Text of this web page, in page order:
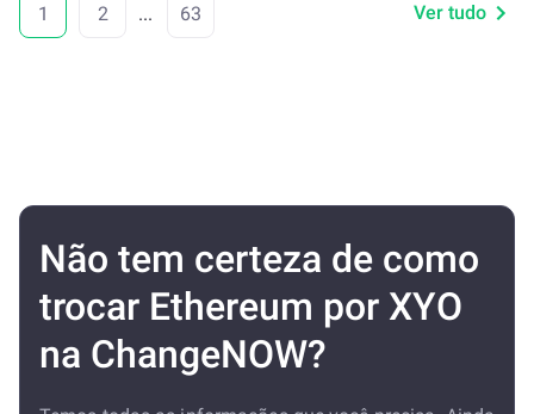
1 2 ... 63 Ver tudo
Não tem certeza de como
trocar Ethereum por XYO
na ChangeNOW?